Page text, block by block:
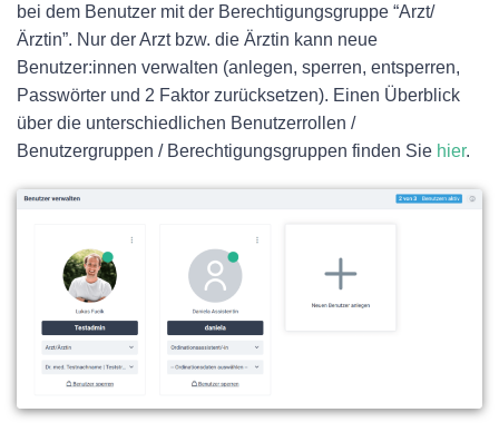
bei dem Benutzer mit der Berechtigungsgruppe “Arzt/
Ärztin”. Nur der Arzt bzw. die Ärztin kann neue
Benutzer:innen verwalten (anlegen, sperren, entsperren,
Passwörter und 2 Faktor zurücksetzen). Einen Überblick
über die unterschiedlichen Benutzerrollen /
Benutzergruppen / Berechtigungsgruppen finden Sie hier.